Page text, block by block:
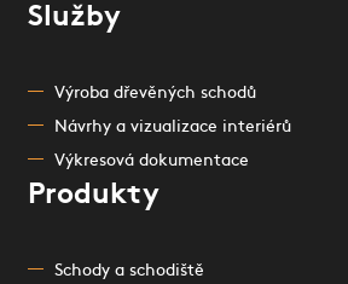
Služby
Výroba dřevěných schodů
Návrhy a vizualizace interiérů
Výkresová dokumentace
Produkty
Schody a schodiště